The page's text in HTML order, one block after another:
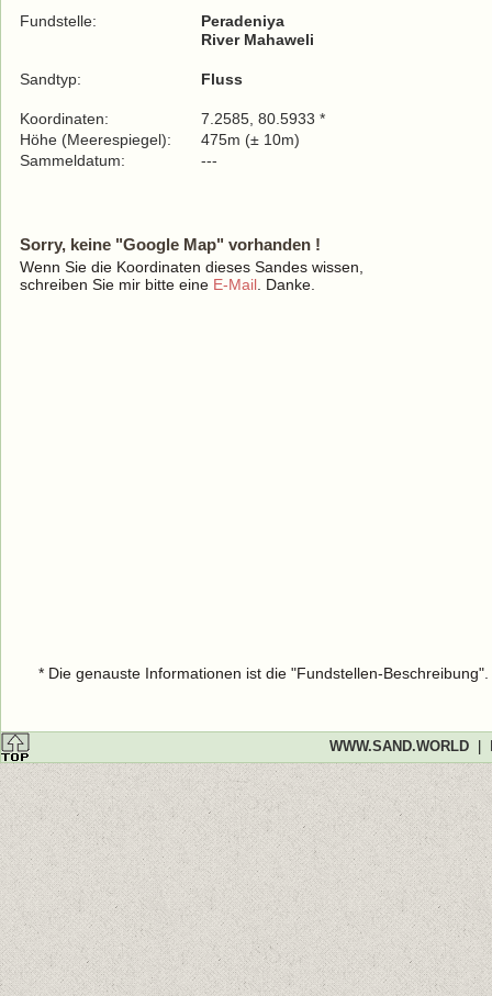
Fundstelle:
Peradeniya
River Mahaweli
Sandtyp: Fluss
Koordinaten:
7.2585, 80.5933 *
Höhe (Meerespiegel):
475m (± 10m)
Sammeldatum:
---
Sorry, keine "Google Map" vorhanden !
Wenn Sie die Koordinaten dieses Sandes wissen,
schreiben Sie mir bitte eine E-Mail . Danke.
* Die genauste Informationen ist die "Fundstellen-
WWW.SAND.WORLD|